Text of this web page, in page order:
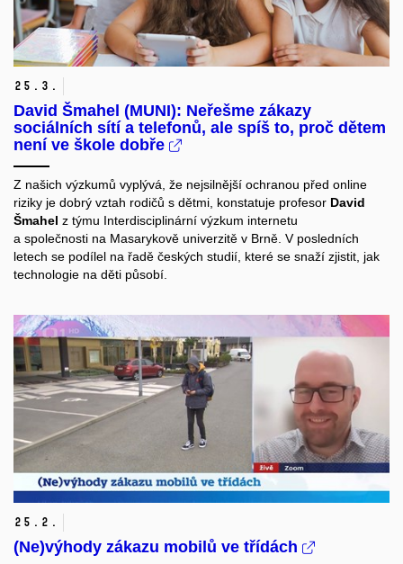
25. 3.
David Šmahel (MUNI): Neřešme zákazy
sociálních sítí a telefonů, ale spíš to, proč dětem
není ve škole dobře
Z našich výzkumů vyplývá, že nejsilnější ochranou před online
riziky je dobrý vztah rodičů s dětmi, konstatuje profesor David
Šmahel z týmu Interdisciplinární výzkum internetu
a společnosti na Masarykově univerzitě v Brně. V posledních
letech se podílel na řadě českých studií, které se snaží zjistit, jak
technologie na děti působí.
25. 2.
(Ne)výhody zákazu mobilů ve třídách